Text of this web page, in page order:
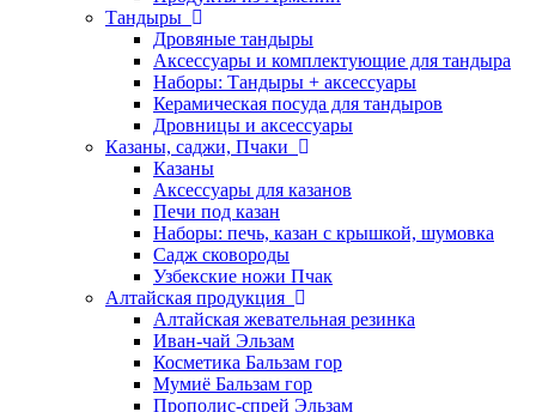
Тандыры
Дровяные тандыры
Аксессуары и комплектующие для тандыра
Наборы: Тандыры + аксессуары
Керамическая посуда для тандыров
Дровницы и аксессуары
Казаны, саджи, Пчаки
Казаны
Аксессуары для казанов
Печи под казан
Наборы: печь, казан с крышкой, шумовка
Садж сковороды
Узбекские ножи Пчак
Алтайская продукция
Алтайская жевательная резинка
Иван-чай Эльзам
Косметика Бальзам гор
Мумиё Бальзам гор
Прополис-спрей Эльзам